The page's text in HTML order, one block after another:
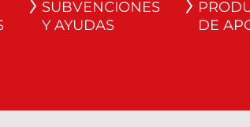
SUBVENCIONES
Y AYUDAS
DE